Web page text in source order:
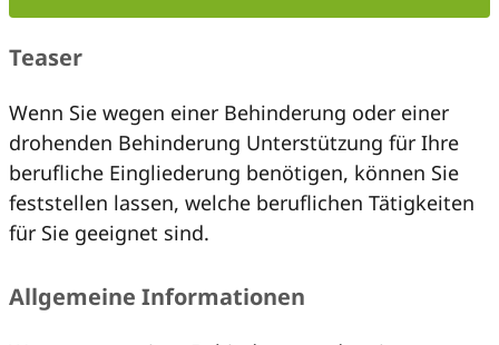
Teaser
Wenn Sie wegen einer Behinderung oder einer
drohenden Behinderung Unterstützung für Ihre
berufliche Eingliederung benötigen, können Sie
feststellen lassen, welche beruflichen Tätigkeiten
für Sie geeignet sind.
Allgemeine Informationen